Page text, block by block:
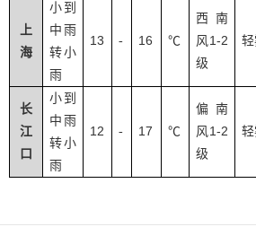
上
海
小到
中雨
转小
雨
13 - 16 ℃
西南
风1-2
级
长
江
口
小到
中雨
转小
雨
12 - 17 ℃
偏南
风1-2
级